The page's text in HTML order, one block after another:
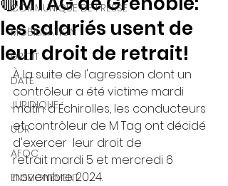
COMMUNIQUE DE PRESSE
MOBILISATION
DROIT
DATE
JURIDIQUE
UDR
AFOC
ENSEIGNEMENT
les salariés usent de
leur droit de retrait!
À la suite de l'agression dont un
contrôleur a été victime mardi
matin à Échirolles, les conducteurs
et contrôleur de M Tag ont décidé
d'exercer  leur droit de
retrait mardi 5 et mercredi 6
novembre 2024.